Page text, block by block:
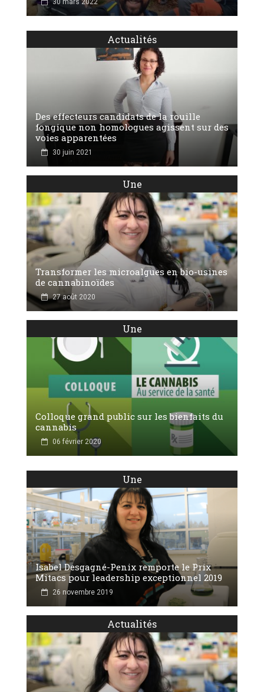
Actualités
Des effecteurs candidats de la rouille
fongique non homologues agissent sur des
voies apparentées
30 juin 2021
Une
Transformer les microalgues en bio-usines
de cannabinoïdes
27 août 2020
Une
Colloque grand public sur les bienfaits du
cannabis
06 février 2020
Une
Isabel Desgagné-Penix remporte le Prix
Mitacs pour leadership exceptionnel 2019
26 novembre 2019
Actualités